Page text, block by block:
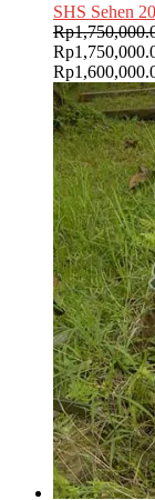
SHS Sehen
Rp